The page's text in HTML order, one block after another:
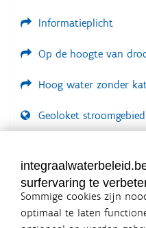
Informatieplicht
Op de hoogte van
Hoog water zonder
Geoloket
LOGIN VEREIST
surfervaring te
Sommige cookies zijn
optimaal te laten